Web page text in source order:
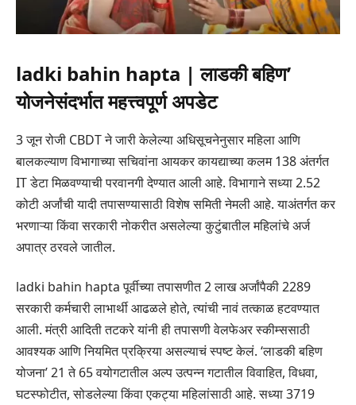
ladki bahin hapta | लाडकी बहिण’
योजनेसंदर्भात महत्त्वपूर्ण अपडेट
3 जून रोजी CBDT ने जारी केलेल्या अधिसूचनेनुसार महिला आणि
बालकल्याण विभागाच्या सचिवांना आयकर कायद्याच्या कलम 138 अंतर्गत
IT डेटा मिळवण्याची परवानगी देण्यात आली आहे. विभागाने सध्या 2.52
कोटी अर्जांची यादी तपासण्यासाठी विशेष समिती नेमली आहे. याअंतर्गत कर
भरणाऱ्या किंवा सरकारी नोकरीत असलेल्या कुटुंबातील महिलांचे अर्ज
अपात्र ठरवले जातील.
ladki bahin hapta पूर्वीच्या तपासणीत 2 लाख अर्जांपैकी 2289
सरकारी कर्मचारी लाभार्थी आढळले होते, त्यांची नावं तत्काळ हटवण्यात
आली. मंत्री आदिती तटकरे यांनी ही तपासणी वेलफेअर स्कीम्ससाठी
आवश्यक आणि नियमित प्रक्रिया असल्याचं स्पष्ट केलं. ‘लाडकी बहिण
योजना’ 21 ते 65 वयोगटातील अल्प उत्पन्न गटातील विवाहित, विधवा,
घटस्फोटीत, सोडलेल्या किंवा एकट्या महिलांसाठी आहे. सध्या 3719